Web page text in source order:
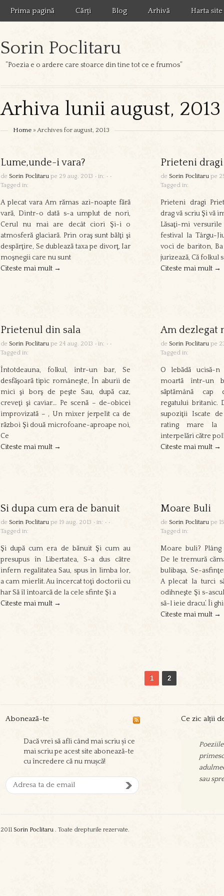
Prima pagină Cărți Blog Arhivă Harta site
Sorin Poclitaru
”Poezia e o ardere care stoarce din tine tot ce e frumos”
Arhiva lunii august, 2013
Home » Archives for august, 2013
Lume,unde-i vara?
de Sorin Poclitaru pe 29 aug. 2013 • in: • •
Tagged in:
A plecat vara Am rămas azi-noapte fără
vară, Dintr-o dată s-a umplut de nori,
Cerul nu mai are decât ciori Şi-i o
atmosferă glaciară. Prin oraş sunt bălţi şi
despărţire, Se dublează taxa pe divorţ, Iar
moşnegii care nu sunt
Citeste mai mult →
Prieteni dragi
de Sorin Poclitaru pe
Tagged in:
Prieteni dragi
drag vă scriu Şi vă
Lăsaţi-mi
festival la Târgu-
voci de bariton,
jurizează, Că folkul
Citeste mai mult →
Prietenul din sala
de Sorin Poclitaru pe 24 aug. 2013 • in: • •
Tagged in:
Întotdeauna, folkul, într-un bar, Se
desfăşoară tipic româneşte, În aburii de
mici şi borş de peşte Sau, după caz,
creveţi şi caviar… Pe scenă – de-obicei
improvizată – , Un mixer jerpelit ca de
război Şi două microfoane-aproape noi,
Ce
Citeste mai mult →
Am dezlegat
de Sorin Poclitaru pe
Tagged in:
O lebădă ucisă-n
moartă într-un
săptămână
regatului britanic.
supoziţii Iscate
rating mare la
interpelări către
Citeste mai mult →
Si dupa cum era de banuit
de Sorin Poclitaru pe 19 aug. 2013 • in: • •
Tagged in:
Şi după cum era de bănuit Şi cum au
presupus în Libertatea, S-a dus către
infern regalitatea Sau, spus în limba lor,
a cam mierlit. Au încercat toţi doctorii cu
har Să îl întoarcă de la cele sfinte Şi a
Citeste mai mult →
Moare Buli
de Sorin Poclitaru pe
Tagged in:
Moare buli? Plâng
De le tremură
bulibaşa, Se-
A plecat la turci
odihneşte Şi s-
să-l ieie dracu’. Îi
Citeste mai mult →
1 2
Abonează-te
Dacă vrei să afli când mai scriu și ce
mai scriu pe acest site abonează-te
cu încredere că nu mușcă!
Ce zic alții
sau
Sorin
aşeza
2011 Sorin Poclitaru . Toate drepturile rezervate.